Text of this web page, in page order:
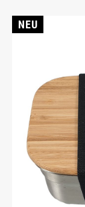
NEU